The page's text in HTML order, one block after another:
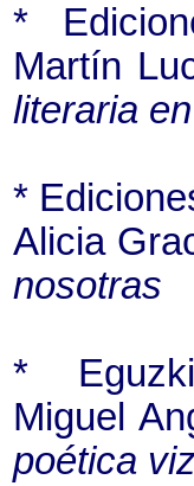
*
Martín
literaria
*
Alicia
nosotras
*
Miguel
poética